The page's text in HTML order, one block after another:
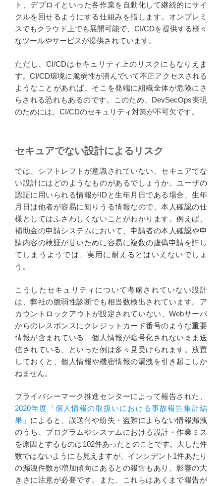
ト、デプロイといった各作業を自動化して継続的にサイ
クルを回せるようにする仕組みを指します。オンプレミ
スでもクラウド上でも展開可能で、CI/CDを提供する様々
なツールやサービスが提供されています。
ただし、CI/CDはセキュリティ上のリスクにもなりえま
す。CI/CD環境に脆弱性が潜んでいて不正アクセスされる
ようなことがあれば、そこを発端に組織全体が危険にさ
らされる恐れもあるのです。このため、DevSecOps実現
のためには、CI/CDのセキュリティ対策が不可欠です。
セキュアでない設計によるリスク
では、シフトレフトが意識されていない、セキュアでな
い設計にはどのようなものがあるでしょうか。ユーザの
認証に用いられる情報がIDと生年月日である場合、生年
月日は他者が容易に知りうる情報なので、本人確認の仕
様としてはふさわしくないことがわかります。例えば、
補助金の申請システムにおいて、申請者の本人確認や申
請内容の検証が甘いために容易に複数の虚偽申請を許し
てしまうようでは、実用に耐えるとはいえないでしょ
う。
こうしたセキュリティについて考慮されていない設計
は、弊社の脆弱性診断でも相当数検出されています。ア
カウントロックアウトが設定されていない、Webサーバ
からのレスポンスにクレジットカード番号のような重要
情報が含まれている、個人情報が暗号化されないまま送
信されている、といった例は多々見受けられます。放置
しておくと、個人情報や機密情報の漏洩を引き起こしか
ねません。
プライバシーマーク推進センターによって報告された、
2020年度「個人情報の取扱いにおける事故報告集計結
果」 によると、誤送付や紛失・盗難によらない情報漏洩
のうち、プログラムやシステムにおける設計・作業ミス
を原因とするものは102件あったとのことです。大した件
数ではないようにも見えますが、インシデント1件あたり
の漏洩件数が増加傾向にあるとの報告もあり、影響の大
きさに注意が必要です。また、これらはあくまで報告が